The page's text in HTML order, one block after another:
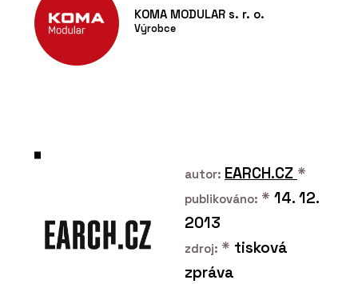
KOMA MODULAR s. r. o.
Výrobce
autor: EARCH.CZ *
publikováno: * 14. 12.
2013
zdroj: * tisková
zpráva